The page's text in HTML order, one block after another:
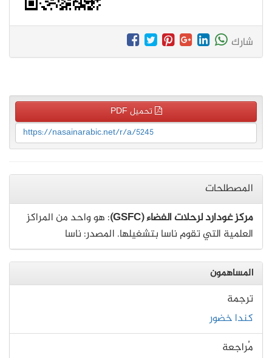
شارك
تحميل PDF
https://nasainarabic.net/r/a/5245
المصطلحات
مركز غودارد لرحلات الفضاء (GSFC)
: هو واحد من المراكز
العلمية التي تقوم ناسا بتشغيلها. المصدر: ناسا
المساهمون
ترجمة
كندا خضور
مُراجعة